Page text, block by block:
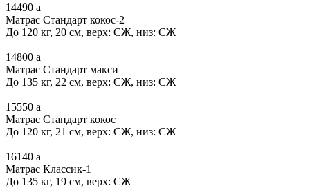
14490 a
Матрас Стандарт кокос-2
До 120 кг, 20 см, верх: СЖ, низ: СЖ
14800 a
Матрас Стандарт макси
До 135 кг, 22 см, верх: СЖ, низ: СЖ
15550 a
Матрас Стандарт кокос
До 120 кг, 21 см, верх: СЖ, низ: СЖ
16140 a
Матрас Классик-1
До 135 кг, 19 см, верх: СЖ